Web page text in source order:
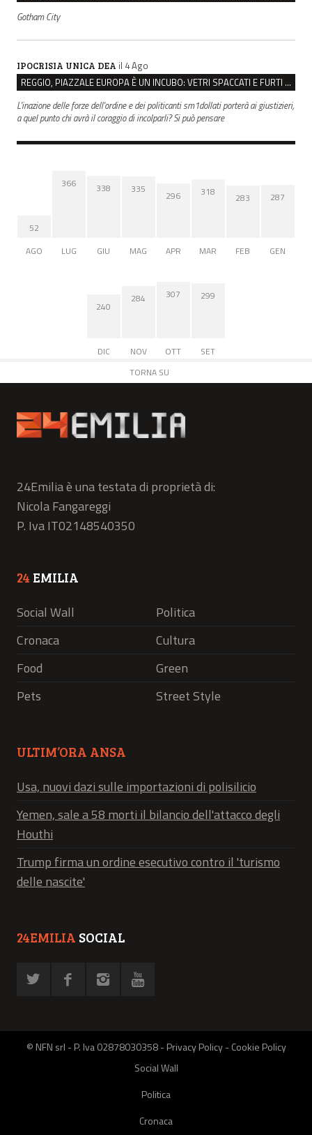
Gotham City
IPOCRISIA UNICA DEA il 4 Ago
REGGIO, PIAZZALE EUROPA È UN INCUBO: VETRI SPACCATI E FURTI SULLE AUTO IN SOSTA
L'inazione delle forze dell'ordine e dei politicanti sm1dollati porterà ai giustizieri,
a quel punto chi avrà il coraggio di incolparli? Si può pensare
52
AGO
366
LUG
338
GIU
335
MAG
296
APR
318
MAR
283
FEB
287
GEN
240
DIC
284
NOV
307
OTT
299
SET
TORNA SU
24Emilia è una testata di proprietà di:
Nicola Fangareggi
P. Iva IT02148540350
24 EMILIA
Social Wall
Politica
Cronaca
Cultura
Food
Green
Pets
Street Style
ULTIM’ORA ANSA
Usa, nuovi dazi sulle importazioni di polisilicio
Yemen, sale a 58 morti il bilancio dell'attacco degli
Houthi
Trump firma un ordine esecutivo contro il 'turismo
delle nascite'
24EMILIA SOCIAL
© NFN srl - P. Iva 02878030358 -Privacy Policy-Cookie Policy
Social Wall
Politica
Cronaca